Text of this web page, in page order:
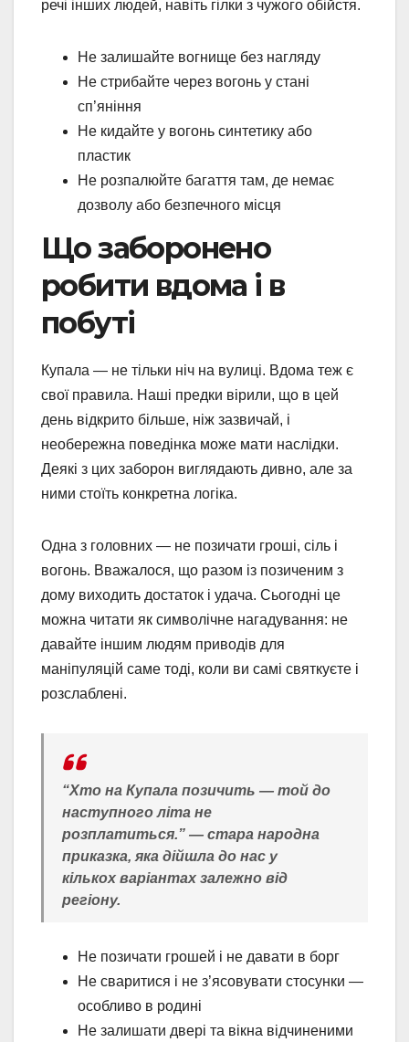
речі інших людей, навіть гілки з чужого обійстя.
Не залишайте вогнище без нагляду
Не стрибайте через вогонь у стані
сп’яніння
Не кидайте у вогонь синтетику або
пластик
Не розпалюйте багаття там, де немає
дозволу або безпечного місця
Що заборонено
робити вдома і в
побуті
Купала — не тільки ніч на вулиці. Вдома теж є
свої правила. Наші предки вірили, що в цей
день відкрито більше, ніж зазвичай, і
необережна поведінка може мати наслідки.
Деякі з цих заборон виглядають дивно, але за
ними стоїть конкретна логіка.
Одна з головних — не позичати гроші, сіль і
вогонь. Вважалося, що разом із позиченим з
дому виходить достаток і удача. Сьогодні це
можна читати як символічне нагадування: не
давайте іншим людям приводів для
маніпуляцій саме тоді, коли ви самі святкуєте і
розслаблені.
“Хто на Купала позичить — той до
наступного літа не
розплатиться.” — стара народна
приказка, яка дійшла до нас у
кількох варіантах залежно від
регіону.
Не позичати грошей і не давати в борг
Не сваритися і не з’ясовувати стосунки —
особливо в родині
Не залишати двері та вікна відчиненими